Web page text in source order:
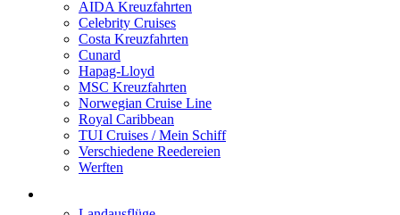
AIDA Kreuzfahrten
Celebrity Cruises
Costa Kreuzfahrten
Cunard
Hapag-Lloyd
MSC Kreuzfahrten
Norwegian Cruise Line
Royal Caribbean
TUI Cruises / Mein Schiff
Verschiedene Reedereien
Werften